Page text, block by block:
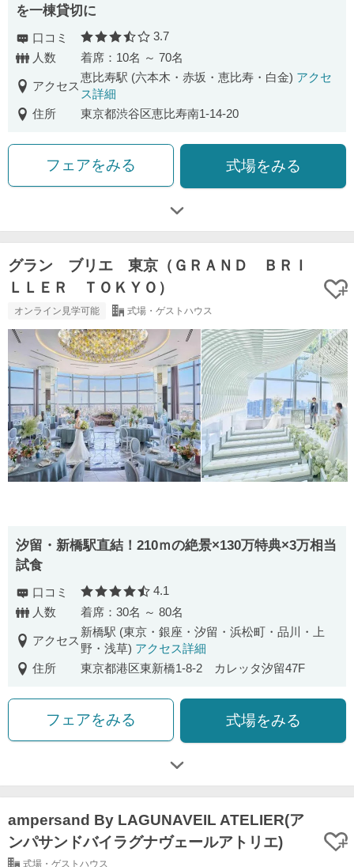
を一棟貸切に
口コミ 口コミ評価
3.7
人数
着席：10名 ～ 70名
アクセス
恵比寿駅 (六本木・赤坂・恵比寿・白金) アクセ
ス詳細
住所
東京都渋谷区恵比寿南1-14-20
フェアをみる 式場をみる
グラン ブリエ 東京（ＧＲＡＮＤ ＢＲＩ
ＬＬＥＲ ＴＯＫＹＯ）
オンライン見学可能 式場・ゲストハウス
汐留・新橋駅直結！210ｍの絶景×130万特典×3万相当
試食
口コミ 口コミ評価
4.1
人数
着席：30名 ～ 80名
アクセス
新橋駅 (東京・銀座・汐留・浜松町・品川・上
野・浅草) アクセス詳細
住所
東京都港区東新橋1-8-2 カレッタ汐留47F
フェアをみる 式場をみる
ampersand By LAGUNAVEIL ATELIER(ア
ンパサンドバイラグナヴェールアトリエ)
式場・ゲストハウス